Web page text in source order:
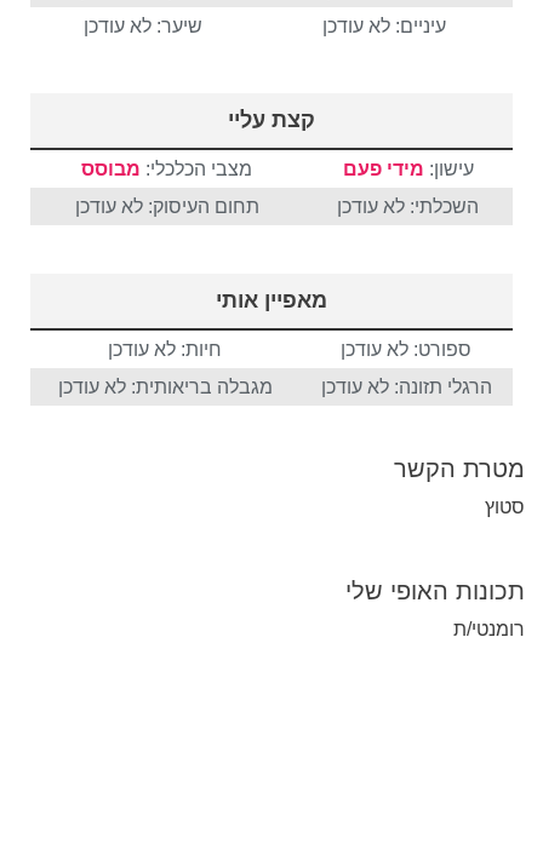
עיניים: לא עודכן
שיער: לא עודכן
קצת עליי
עישון: מידי פעם מצבי הכלכלי: מבוסס
השכלתי: לא עודכן
תחום העיסוק: לא עודכן
מאפיין אותי
ספורט: לא עודכן
חיות: לא עודכן
הרגלי תזונה: לא עודכן
מגבלה בריאותית: לא עודכן
מטרת הקשר
סטוץ
תכונות האופי שלי
רומנטי/ת